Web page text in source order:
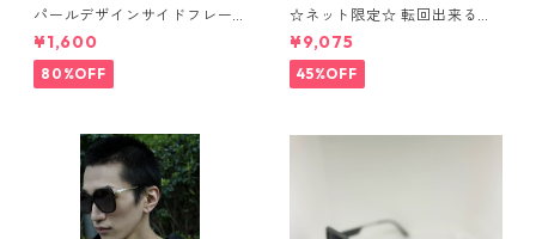
パールデザインサイドフレー
ムサングラス（Brown）** Sin
Sin*
¥1,600
80%OFF
☆ネット限定☆ 転回出来る
花 ネックレス⁺ブレスレッ
ト OS7
¥9,075
45%OFF